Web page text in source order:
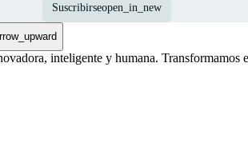
Suscribirseopen_in_new
inteligente y humana.